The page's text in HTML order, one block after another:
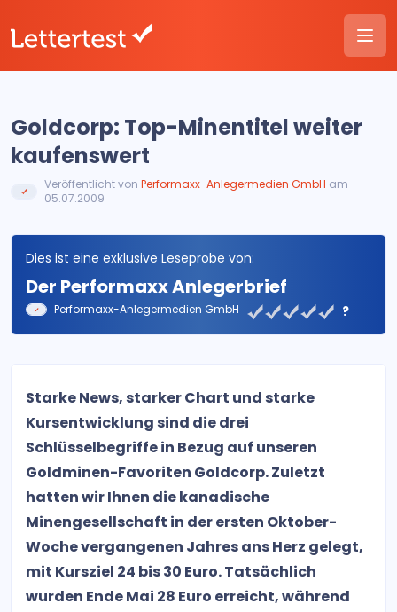
Goldcorp: Top-Minentitel weiter
kaufenswert
Veröffentlicht von Performaxx-Anlegermedien GmbH am
05.07.2009
Dies ist eine exklusive Leseprobe von:
Der Performaxx Anlegerbrief
Performaxx-Anlegermedien GmbH ?
Starke News, starker Chart und starke
Kursentwicklung sind die drei
Schlüsselbegriffe in Bezug auf unseren
Goldminen-Favoriten Goldcorp. Zuletzt
hatten wir Ihnen die kanadische
Minengesellschaft in der ersten Oktober-
Woche vergangenen Jahres ans Herz gelegt,
mit Kursziel 24 bis 30 Euro. Tatsächlich
wurden Ende Mai 28 Euro erreicht, während